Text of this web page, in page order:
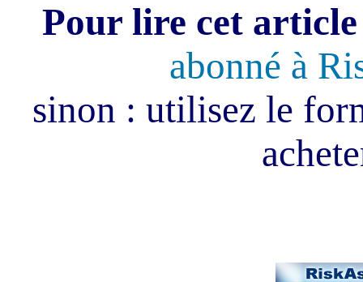
Pour lire cet
abonné à
sinon : utilisez le